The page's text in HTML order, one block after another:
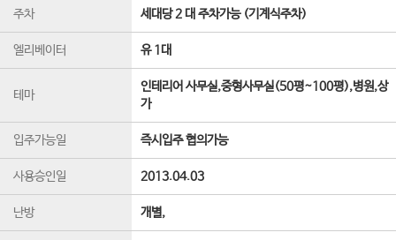
주차 세대당 2 대 주차가능 (기계식주차)
엘리베이터 유 1 대
테마
인테리어 사무실,중형사무실(50평~100평),병원,상
가
입주가능일 즉시입주 협의가능
사용승인일 2013.04.03
난방 개별,